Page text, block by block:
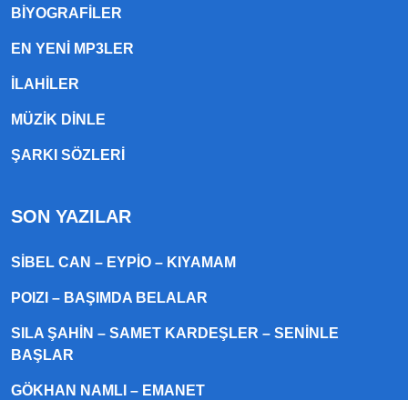
BIYOGRAFILER
EN YENI MP3LER
ILAHILER
MÜZIK DINLE
ŞARKI SÖZLERI
SON YAZILAR
SIBEL CAN – EYPIO – KIYAMAM
POIZI – BAŞIMDA BELALAR
SILA ŞAHIN – SAMET KARDEŞLER – SENINLE
BAŞLAR
GÖKHAN NAMLI – EMANET